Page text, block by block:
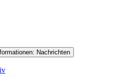
Nachrichten